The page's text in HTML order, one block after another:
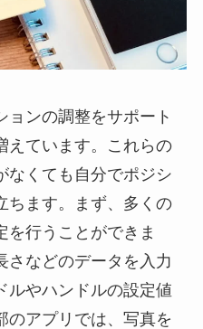
ョンの調整をサポート
えています。これらの
なくても自分でポジシ
ちます。まず、多くの
を行うことができま
さなどのデータを入力
ルやハンドルの設定値
のアプリでは、写真を